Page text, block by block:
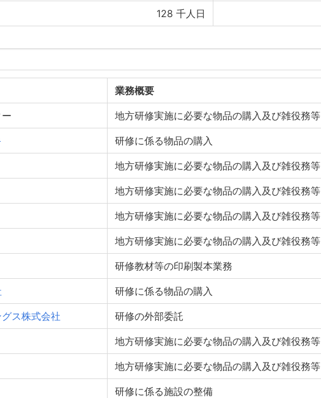
128 千人日
業務概要
地方研修実施に必要な物品の購入及び雑役務等
研修に係る物品の購入
地方研修実施に必要な物品の購入及び雑役務等
地方研修実施に必要な物品の購入及び雑役務等
地方研修実施に必要な物品の購入及び雑役務等
地方研修実施に必要な物品の購入及び雑役務等
研修教材等の印刷製本業務
研修に係る物品の購入
ス株式会社 研修の外部委託
地方研修実施に必要な物品の購入及び雑役務等
地方研修実施に必要な物品の購入及び雑役務等
研修に係る施設の整備